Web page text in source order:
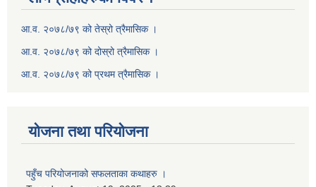
आ.व. २०७८/७९ को तेस्रो त्रैमासिक ।
आ.व. २०७८/७९ को दोस्रो त्रैमासिक ।
आ.व. २०७८/७९ को प्रथम त्रैमासिक ।
योजना तथा परियोजना
पहुँच परियोजनाको सफलताका कथाहरु ।